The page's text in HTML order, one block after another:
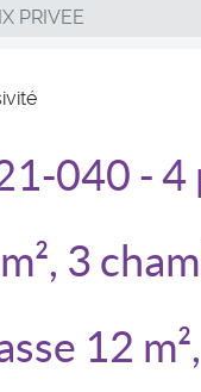
PRIVEE
040 - 4
3
12 m²,